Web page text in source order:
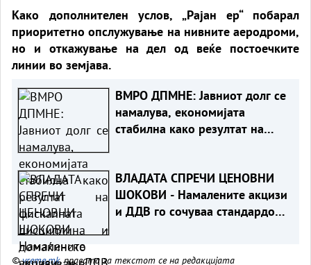
Како дополнителен услов, „Рајан ер“ побарал
приоритетно опслужување на нивните аеродроми,
но и откажување на дел од веќе постоечките
линии во земјава.
ВМРО ДПМНЕ: Јавниот долг се
намалува, економијата
стабилна како резултат на
ВЛАДАТА СПРЕЧИ ЦЕНОВНИ
ШОКОВИ - Намалените акцизи
и ДДВ го сочуваа стандардот
©vreme.mk, правата за текстот се на редакцијата